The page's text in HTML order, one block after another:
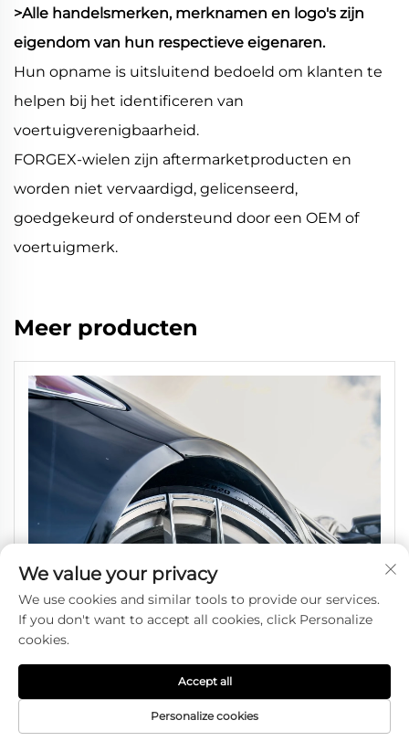
>Alle handelsmerken, merknamen en logo's zijn
eigendom van hun respectieve eigenaren.
Hun opname is uitsluitend bedoeld om klanten te
helpen bij het identificeren van
voertuigverenigbaarheid.
FORGEX-wielen zijn aftermarketproducten en
worden niet vervaardigd, gelicenseerd,
goedgekeurd of ondersteund door een OEM of
voertuigmerk.
Meer producten
We value your privacy
We use cookies and similar tools to provide our services.
If you don't want to accept all cookies, click Personalize
cookies.
Personalize cookies
Accept all